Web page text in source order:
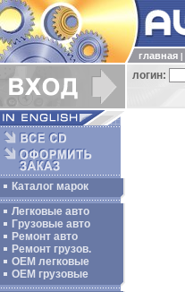
главная
логин:
Каталог марок
Легковые авто
Грузовые авто
Ремонт авто
Ремонт грузов.
ОЕМ легковые
OEM грузовые